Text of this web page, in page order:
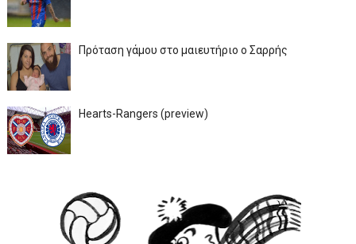
Πρόταση γάμου στο μαιευτήριο ο Σαρρής
Hearts-Rangers (preview)